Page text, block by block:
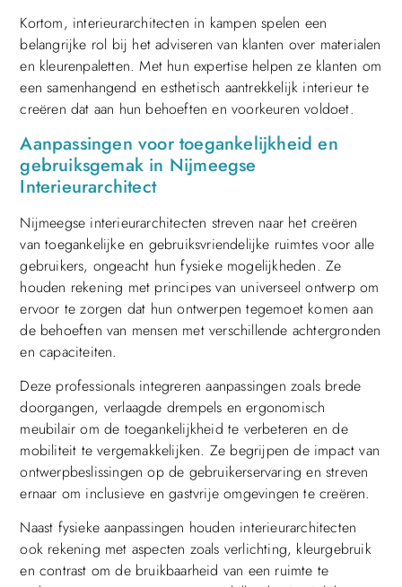
Kortom, interieurarchitecten in kampen spelen een
belangrijke rol bij het adviseren van klanten over materialen
en kleurenpaletten. Met hun expertise helpen ze klanten om
een samenhangend en esthetisch aantrekkelijk interieur te
creëren dat aan hun behoeften en voorkeuren voldoet.
Aanpassingen voor toegankelijkheid en
gebruiksgemak in Nijmeegse
Interieurarchitect
Nijmeegse interieurarchitecten streven naar het creëren
van toegankelijke en gebruiksvriendelijke ruimtes voor alle
gebruikers, ongeacht hun fysieke mogelijkheden. Ze
houden rekening met principes van universeel ontwerp om
ervoor te zorgen dat hun ontwerpen tegemoet komen aan
de behoeften van mensen met verschillende achtergronden
en capaciteiten.
Deze professionals integreren aanpassingen zoals brede
doorgangen, verlaagde drempels en ergonomisch
meubilair om de toegankelijkheid te verbeteren en de
mobiliteit te vergemakkelijken. Ze begrijpen de impact van
ontwerpbeslissingen op de gebruikerservaring en streven
ernaar om inclusieve en gastvrije omgevingen te creëren.
Naast fysieke aanpassingen houden interieurarchitecten
ook rekening met aspecten zoals verlichting, kleurgebruik
en contrast om de bruikbaarheid van een ruimte te